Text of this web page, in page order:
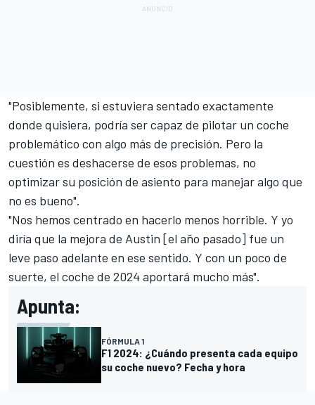
"Posiblemente, si estuviera sentado exactamente
donde quisiera, podría ser capaz de pilotar un coche
problemático con algo más de precisión. Pero la
cuestión es deshacerse de esos problemas, no
optimizar su posición de asiento para manejar algo que
no es bueno".
"Nos hemos centrado en hacerlo menos horrible. Y yo
diría que la mejora de Austin [el año pasado] fue un
leve paso adelante en ese sentido. Y con un poco de
suerte, el coche de 2024 aportará mucho más".
Apunta:
FÓRMULA 1
F1 2024: ¿Cuándo presenta cada equipo
su coche nuevo? Fecha y hora